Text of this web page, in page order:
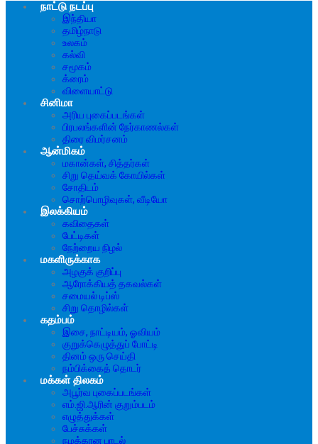
நாட்டு நடப்பு
இந்தியா
தமிழ்நாடு
உலகம்
கல்வி
சமூகம்
க்ரைம்
விளையாட்டு
சினிமா
அரிய புகைப்படங்கள்
பிரபலங்களின் நேர்காணல்கள்
திரை விமர்சனம்
ஆன்மிகம்
மகான்கள், சித்தர்கள்
சிறு தெய்வக் கோயில்கள்
சோதிடம்
சொற்பொழிவுகள், வீடியோ
இலக்கியம்
கவிதைகள்
பேட்டிகள்
நேற்றைய நிழல்
மகளிருக்காக
அழகுக் குறிப்பு
ஆரோக்கியத் தகவல்கள்
சமையல் டிப்ஸ்
சிறு தொழில்கள்
கதம்பம்
இசை, நாட்டியம், ஓவியம்
குறுக்கெழுத்துப் போட்டி
தினம் ஒரு செய்தி
நம்பிக்கைத் தொடர்
மக்கள் திலகம்
அபூர்வ புகைப்படங்கள்
எம்.ஜி.ஆரின் குறும்படம்
எழுத்துக்கள்
பேச்சுக்கள்
நமக்கான பாடல்